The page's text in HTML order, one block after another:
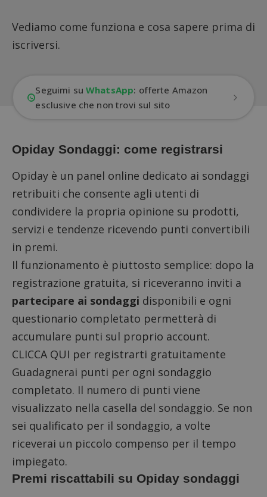
Vediamo come funziona e cosa sapere prima di
iscriversi.
Seguimi suWhatsApp: offerte Amazon
esclusive che non trovi sul sito
Opiday Sondaggi: come registrarsi
Opiday è un panel online dedicato ai sondaggi
retribuiti che consente agli utenti di
condividere la propria opinione su prodotti,
servizi e tendenze ricevendo punti convertibili
in premi.
Il funzionamento è piuttosto semplice: dopo la
registrazione gratuita, si riceveranno inviti a
partecipare ai sondaggi disponibili e ogni
questionario completato permetterà di
accumulare punti sul proprio account.
CLICCA QUI per registrarti gratuitamente
Guadagnerai punti per ogni sondaggio
completato. Il numero di punti viene
visualizzato nella casella del sondaggio. Se non
sei qualificato per il sondaggio, a volte
riceverai un piccolo compenso per il tempo
impiegato.
Premi riscattabili su Opiday sondaggi